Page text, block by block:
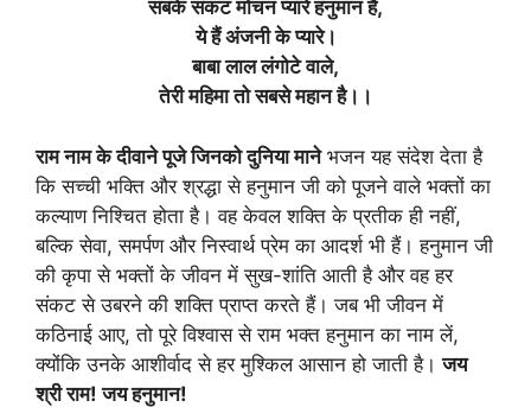
सबके संकट मोचन प्यारे हनुमान हैं,
ये हैं अंजनी के प्यारे।
बाबा लाल लंगोटे वाले,
तेरी महिमा तो सबसे महान है।।
राम नाम के दीवाने पूजे जिनको दुनिया मानेभजन यह संदेश देता है
कि सच्ची भक्ति और श्रद्धा से हनुमान जी को पूजने वाले भक्तों का
कल्याण निश्चित होता है। वह केवल शक्ति के प्रतीक ही नहीं,
बल्कि सेवा, समर्पण और निस्वार्थ प्रेम का आदर्श भी हैं। हनुमान जी
की कृपा से भक्तों के जीवन में सुख-शांति आती है और वह हर
संकट से उबरने की शक्ति प्राप्त करते हैं। जब भी जीवन में
कठिनाई आए, तो पूरे विश्वास से राम भक्त हनुमान का नाम लें,
क्योंकि उनके आशीर्वाद से हर मुश्किल आसान हो जाती है।जय
श्री राम! जय हनुमान!